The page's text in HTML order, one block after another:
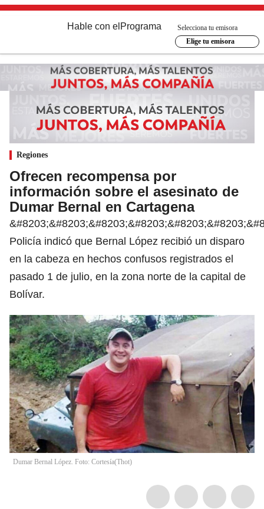
Hable con el Programa
Selecciona tu emisora
Elige tu emisora
Regiones
Ofrecen recompensa por
información sobre el asesinato de
Dumar Bernal en Cartagena
Policía indicó que Bernal López recibió un disparo
en la cabeza en hechos confusos registrados el
pasado 1 de julio, en la zona norte de la capital de
Bolívar.
Dumar Bernal López. Foto: Cortesía(Thot)